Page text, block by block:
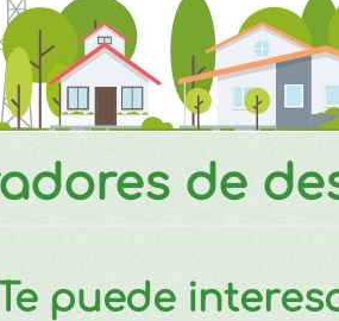
de
puede